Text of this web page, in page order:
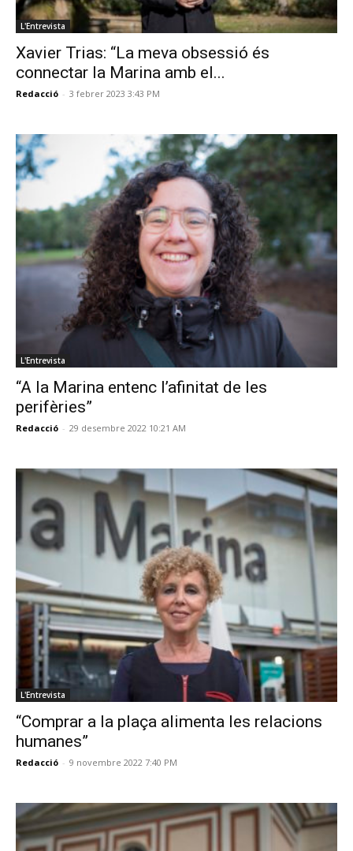
L'Entrevista
Xavier Trias: “La meva obsessió és
connectar la Marina amb el...
Redacció - 3 febrer 2023 3:43 PM
L'Entrevista
“A la Marina entenc l’afinitat de les
perifèries”
Redacció - 29 desembre 2022 10:21 AM
L'Entrevista
“Comprar a la plaça alimenta les relacions
humanes”
Redacció - 9 novembre 2022 7:40 PM